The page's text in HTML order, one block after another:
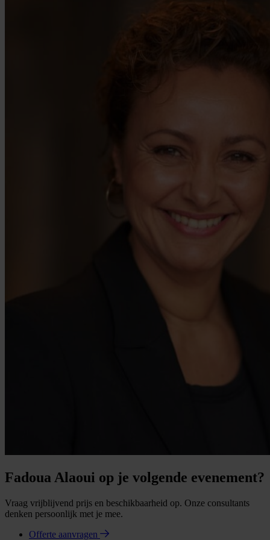
Fadoua Alaoui op je volgende evenement?
Vraag vrijblijvend prijs en beschikbaarheid op. Onze consultants
denken persoonlijk met je mee.
Offerte aanvragen